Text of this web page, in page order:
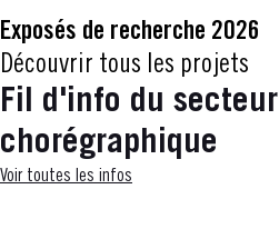
Exposés de recherche 2026
Découvrir tous les projets
Fil d'info du secteur
chorégraphique
Voir toutes les infos